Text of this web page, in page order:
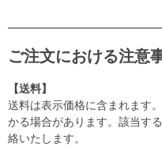
ご注文における注意
【送料】
送料は表示価格に含まれます
かる場合があります。該当す
絡いたします。